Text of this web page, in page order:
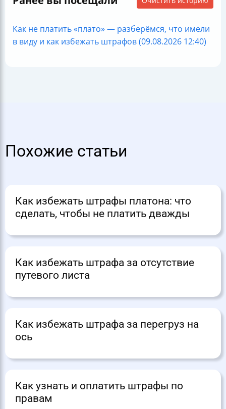
Как не платить «плато» — разберёмся, что имели
в виду и как избежать штрафов (09.08.2026 12:40)
Похожие статьи
Как избежать штрафы платона: что
сделать, чтобы не платить дважды
Как избежать штрафа за отсутствие
путевого листа
Как избежать штрафа за перегруз на
ось
Как узнать и оплатить штрафы по
правам